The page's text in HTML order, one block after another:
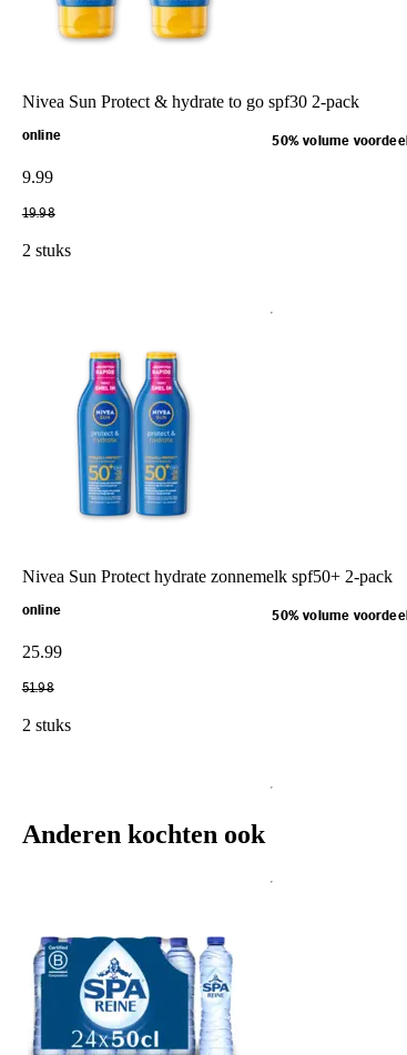
Nivea Sun Protect & hydrate to go spf30 2-pack
online 50% volume voordeel
9.99
19.98
2 stuks
Nivea Sun Protect hydrate zonnemelk spf50+ 2-pack
online 50% volume voordeel
25.99
51.98
2 stuks
Anderen kochten ook